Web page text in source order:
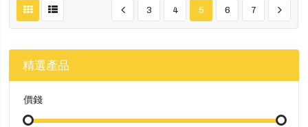
3 4 5 6 7
精選產品
價錢